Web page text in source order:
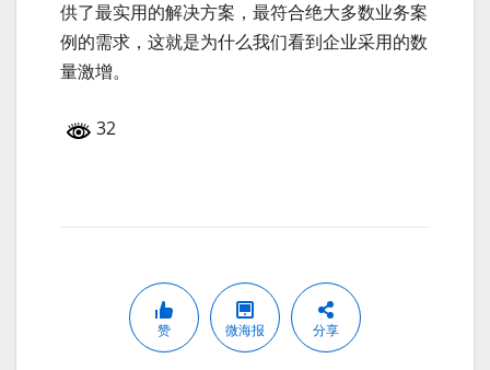
供了最实用的解决方案，最符合绝大多数业务案
例的需求，这就是为什么我们看到企业采用的数
量激增。
32
赞 微海报 分享